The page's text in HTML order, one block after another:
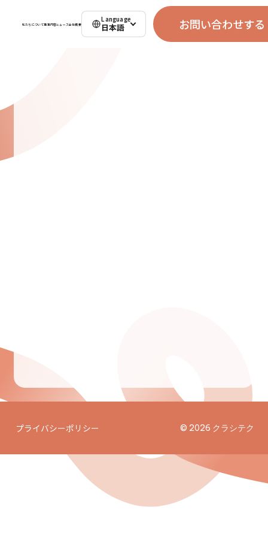
私たちについて事業内容ニュース会社概要
Language
日本語 お問い合わせする
プライバシーポリシー © 2026 クラシテク